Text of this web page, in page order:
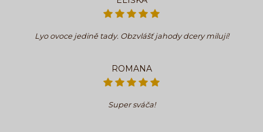
Lyo ovoce jedině tady. Obzvlášť jahody dcery milují!
ROMANA
Super sváča!